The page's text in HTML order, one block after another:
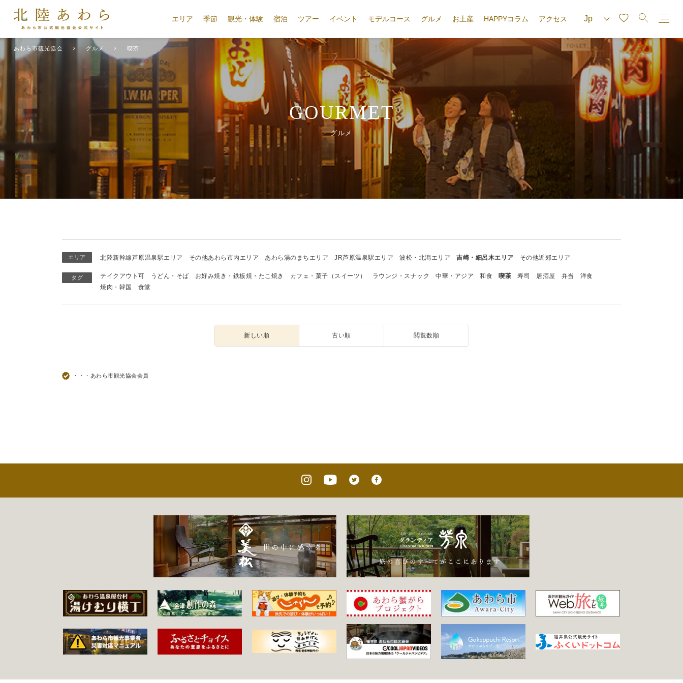
エリア 季節 観光・体験 宿泊 ツアー イベント モデルコース グルメ お土産 HAPPYコラム アクセス
あわら市観光協会 グルメ 喫茶
GOURMET
グルメ
エリア 北陸新幹線芦原温泉駅エリア その他あわら市内エリア あわら湯のまちエリア JR芦原温泉駅エリア 波松・北潟エリア 吉崎・細呂木エリア その他近郊エリア
タグ テイクアウト可 うどん・そば お好み焼き・鉄板焼・たこ焼き カフェ・菓子（スイーツ） ラウンジ・スナック 中華・アジア 和食 喫茶 寿司 居酒屋 弁当
洋食
焼肉・韓国
食堂
新しい順 古い順 閲覧数順
・・・あわら市観光協会会員